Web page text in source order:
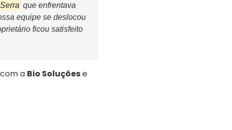
que enfrentava
equipe se deslocou
ficou satisfeito
a Bio Soluçõese